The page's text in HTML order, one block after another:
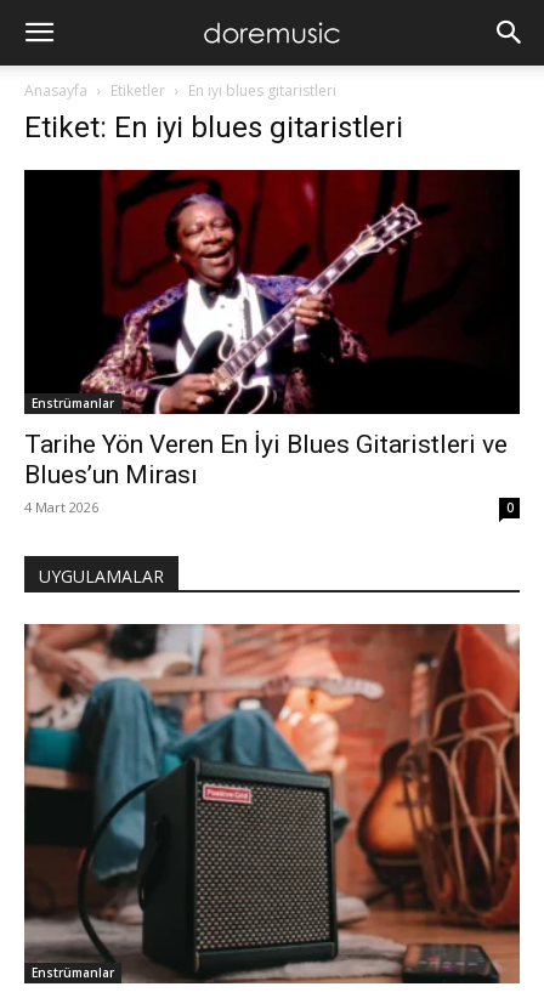
Anasayfa Etiketler En iyi blues gitaristleri
Etiket: En iyi blues gitaristleri
Enstrümanlar
Tarihe Yön Veren En İyi Blues Gitaristleri ve
Blues’un Mirası
4 Mart 2026 0
UYGULAMALAR
Enstrümanlar